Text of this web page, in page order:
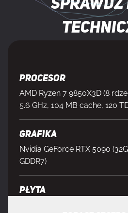
Sprawdź
Procesor
AMD Ryzen 7 9850X3D (8
5.6 GHz, 104 MB cache, 120
Grafika
Nvidia GeForce RTX 5090
GDDR7)
Płyta